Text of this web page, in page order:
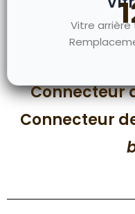
Vitre arrière
Connecteur
Connecteur